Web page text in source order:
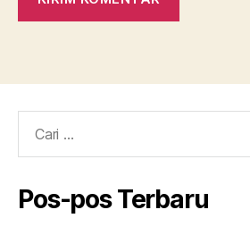
Pos-pos Terbaru